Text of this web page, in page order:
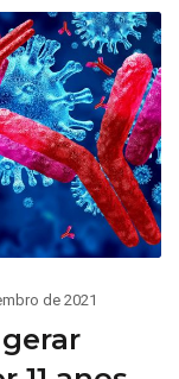
de 2021